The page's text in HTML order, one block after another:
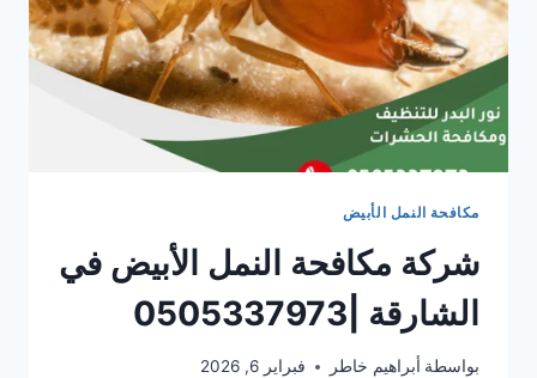
مكافحة النمل الأبيض
شركة مكافحة النمل الأبيض في
الشارقة |0505337973
بواسطة أبراهيم خاطر فبراير 6, 2026